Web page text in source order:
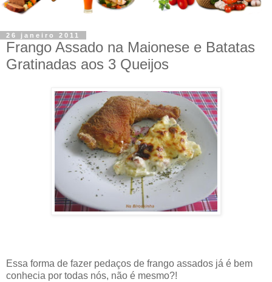
26 janeiro 2011
Frango Assado na Maionese e Batatas
Gratinadas aos 3 Queijos
Essa forma de fazer pedaços de frango assados já é bem
conhecia por todas nós, não é mesmo?!